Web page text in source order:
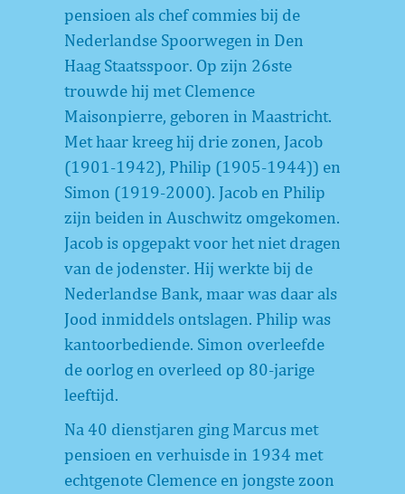
pensioen als chef commies bij de
Nederlandse Spoorwegen in Den
Haag Staatsspoor. Op zijn 26ste
trouwde hij met Clemence
Maisonpierre, geboren in Maastricht.
Met haar kreeg hij drie zonen, Jacob
(1901-1942), Philip (1905-1944)) en
Simon (1919-2000). Jacob en Philip
zijn beiden in Auschwitz omgekomen.
Jacob is opgepakt voor het niet dragen
van de jodenster. Hij werkte bij de
Nederlandse Bank, maar was daar als
Jood inmiddels ontslagen. Philip was
kantoorbediende. Simon overleefde
de oorlog en overleed op 80-jarige
leeftijd.
Na 40 dienstjaren ging Marcus met
pensioen en verhuisde in 1934 met
echtgenote Clemence en jongste zoon